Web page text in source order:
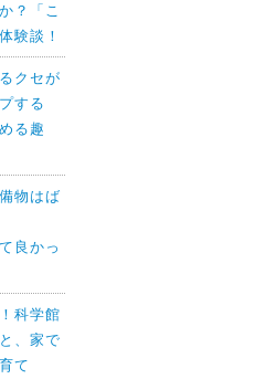
？「こ
験談！
クセが
する
る趣
物はば
良かっ
科学館
、家で
て